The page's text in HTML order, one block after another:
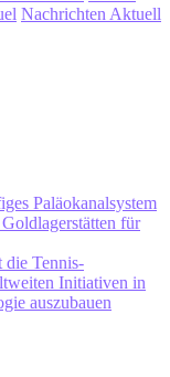
Nachrichten Aktuell
Paläokanalsystem
für
die Tennis-
Initiativen in
auszubauen